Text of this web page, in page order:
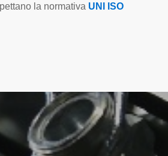
la normativa UNI ISO